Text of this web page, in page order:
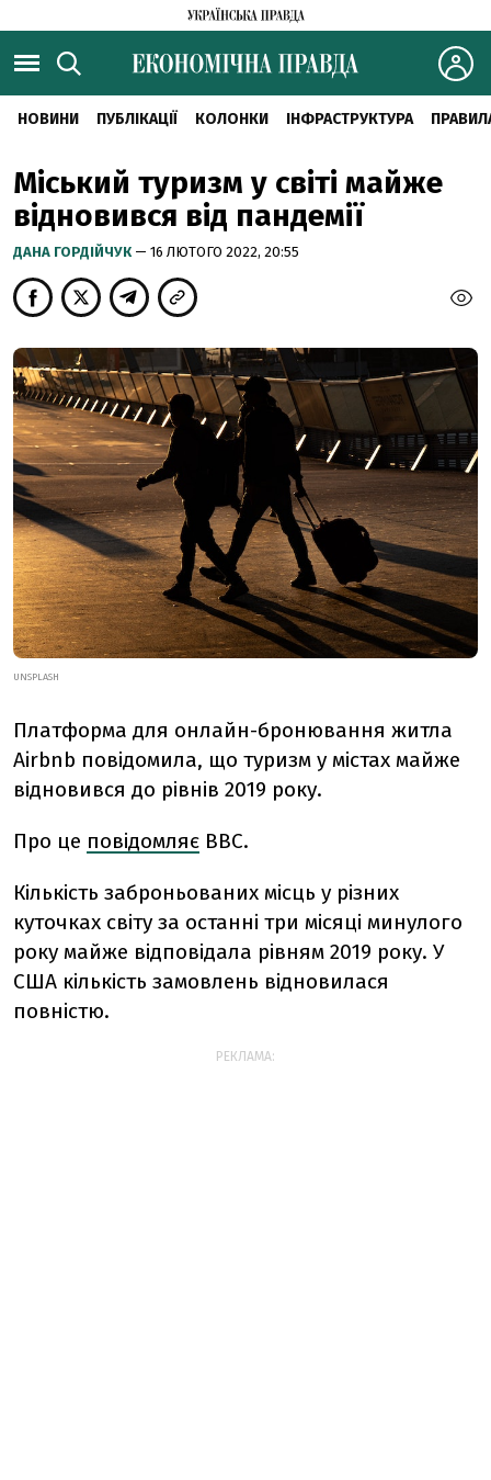
НОВИНИ ПУБЛІКАЦІЇ КОЛОНКИ ІНФРАСТРУКТУРА
Міський туризм у світі майже
відновився від пандемії
ДАНА ГОРДІЙЧУК — 16 ЛЮТОГО 2022, 20:55
UNSPLASH
Платформа для онлайн-бронювання житла
Airbnb повідомила, що туризм у містах майже
відновився до рівнів 2019 року.
Про це повідомляє BBC.
Кількість заброньованих місць у різних
куточках світу за останні три місяці минулого
року майже відповідала рівням 2019 року. У
США кількість замовлень відновилася
повністю.
РЕКЛАМА: